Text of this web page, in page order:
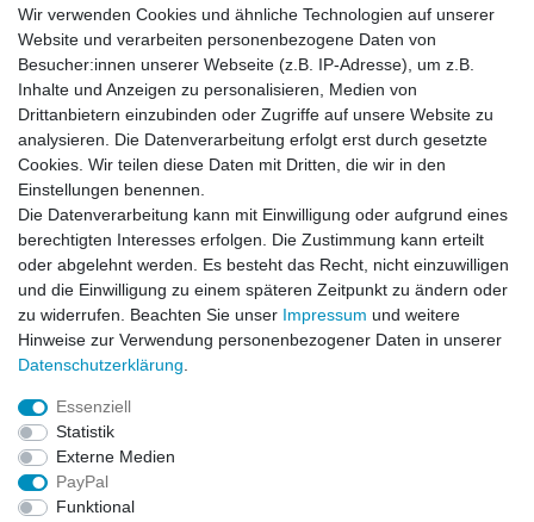
ca. Maße:
46E-12127 = Länge:64.5cm, Weite:53cm, Ärmellänge:20cm,
Schulterbreite:14.5cm
Leitsätze
Versandinformationen
Impressum
Wir verwenden Cookies und ähnliche Technologien auf unserer
Website und verarbeiten personenbezogene Daten von
Besucher:innen unserer Webseite (z.B. IP-Adresse), um z.B.
Inhalte und Anzeigen zu personalisieren, Medien von
Drittanbietern einzubinden oder Zugriffe auf unsere Website zu
analysieren. Die Datenverarbeitung erfolgt erst durch gesetzte
Cookies. Wir teilen diese Daten mit Dritten, die wir in den
Einstellungen benennen.
Die Datenverarbeitung kann mit Einwilligung oder aufgrund eines
berechtigten Interesses erfolgen. Die Zustimmung kann erteilt
oder abgelehnt werden. Es besteht das Recht, nicht einzuwilligen
und die Einwilligung zu einem späteren Zeitpunkt zu ändern oder
zu widerrufen. Beachten Sie unser Impressum und weitere
Hinweise zur Verwendung personenbezogener Daten in unserer
Daten­schutz­erklärung
Essenziell
Statistik
Externe Medien
PayPal
Funktional